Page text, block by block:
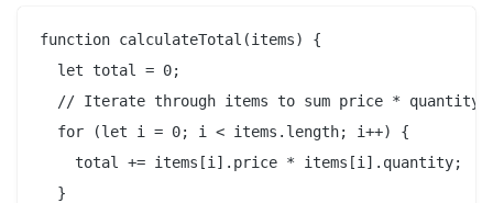
function calculateTotal(items) {
  let total = 0;
  // Iterate through items to sum price * quantity
  for (let i = 0; i < items.length; i++) {
    total += items[i].price * items[i].quantity;
  }